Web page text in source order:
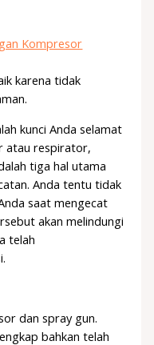
karena tidak
kunci Anda selamat
atau respirator,
tiga hal utama
Anda tentu tidak
saat mengecat
akan melindungi
telah
dan spray gun.
bahkan telah